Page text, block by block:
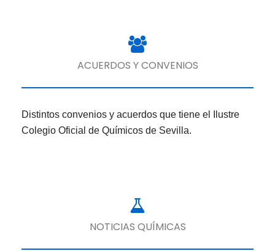
ACUERDOS Y CONVENIOS
Distintos convenios y acuerdos que tiene el Ilustre
Colegio Oficial de Químicos de Sevilla.
NOTICIAS QUÍMICAS